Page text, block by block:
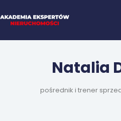
Natalia
pośrednik i trener